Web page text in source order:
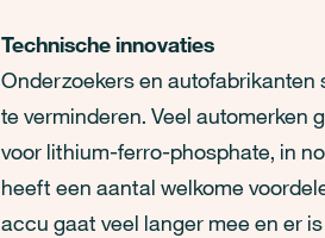
Technische innovaties
Onderzoekers en autofabrikanten
te verminderen. Veel automerken
voor lithium-ferro-phosphate, in
heeft een aantal welkome
accu gaat veel langer mee en er